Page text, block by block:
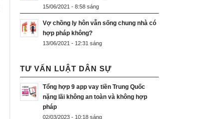
15/06/2021 - 8:58 sáng
Vợ chồng ly hôn vẫn sống chung nhà có
hợp pháp không?
13/06/2021 - 12:31 sáng
TƯ VẤN LUẬT DÂN SỰ
Tổng hợp 9 app vay tiền Trung Quốc
nặng lãi không an toàn và không hợp
pháp
02/03/2023 - 10:18 sáng